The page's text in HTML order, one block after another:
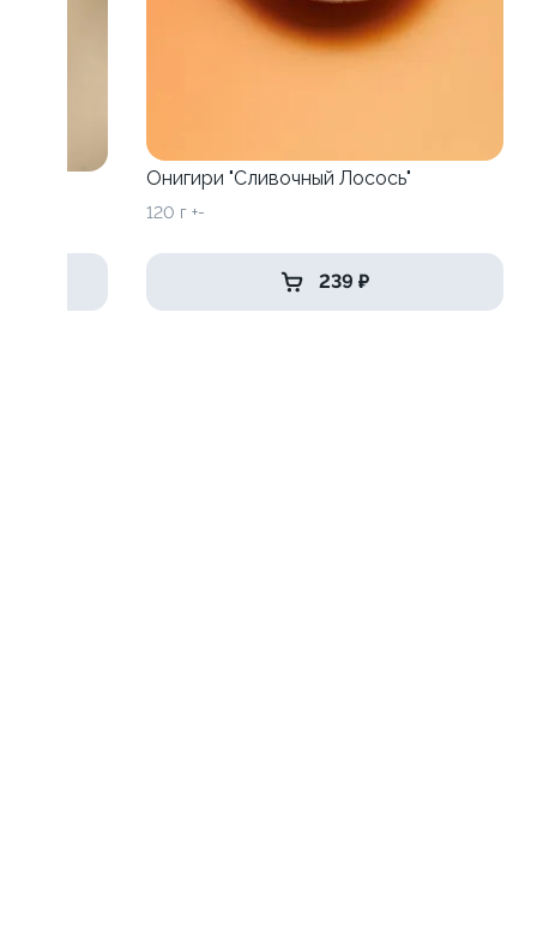
Онигири "Сливочный Лосось"
120 г +-
239 ₽